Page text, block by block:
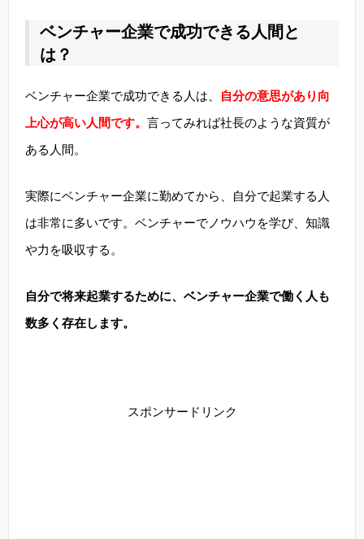
ベンチャー企業で成功できる人間と
は？
ベンチャー企業で成功できる人は、
自分の意思があり向
上心が高い人間です。 言ってみれば社長のような資質が
ある人間。
実際にベンチャー企業に勤めてから、自分で起業する人
は非常に多いです。ベンチャーでノウハウを学び、知識
や力を吸収する。
自分で将来起業するために、ベンチャー企業で働く人も
数多く存在します。
スポンサードリンク